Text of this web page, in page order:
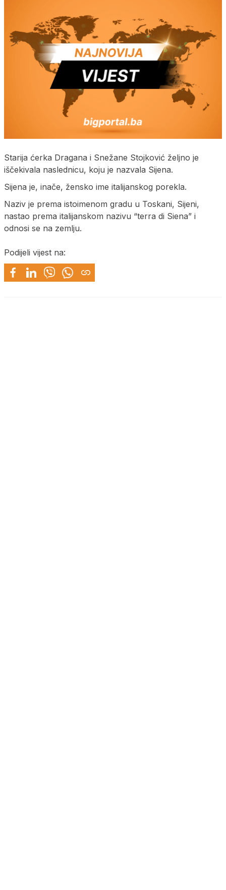
Starija ćerka Dragana i Snežane Stojković željno je
iščekivala naslednicu, koju je nazvala Sijena.
Sijena je, inače, žensko ime italijanskog porekla.
Naziv je prema istoimenom gradu u Toskani, Sijeni,
nastao prema italijanskom nazivu “terra di Siena” i
odnosi se na zemlju.
Podijeli vijest na: